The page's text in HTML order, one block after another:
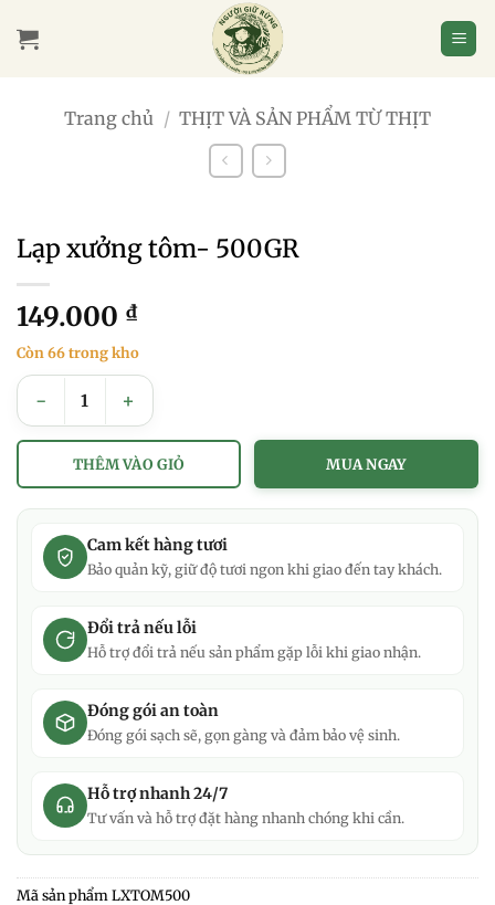
qua
Trang chủ / THỊT VÀ SẢN PHẨM TỪ THỊT
Lạp xưởng tôm- 500GR
149.000 ₫
Còn 66 trong kho
Lạp xưởng tôm- 500GR số lượng
THÊM VÀO GIỎ MUA NGAY
Cam kết hàng tươi
Bảo quản kỹ, giữ độ tươi ngon khi giao đến tay khách.
Đổi trả nếu lỗi
Hỗ trợ đổi trả nếu sản phẩm gặp lỗi khi giao nhận.
Đóng gói an toàn
Đóng gói sạch sẽ, gọn gàng và đảm bảo vệ sinh.
Hỗ trợ nhanh 24/7
Tư vấn và hỗ trợ đặt hàng nhanh chóng khi cần.
Mã sản phẩmLXTOM500